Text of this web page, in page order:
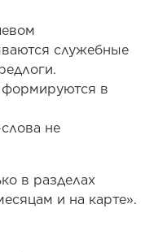
служебные
в
не
в разделах
и на карте».